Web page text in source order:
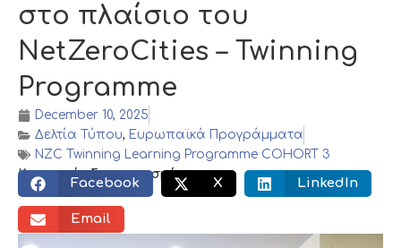
στο πλαίσιο του
NetZeroCities – Twinning
Programme
December 10, 2025
Δελτία Τύπου, Ευρωπαϊκά Προγράμματα
NZC Twinning Learning Programme COHORT 3
Κοινωνικός διαμοιρασμός:
Facebook X LinkedIn
Email